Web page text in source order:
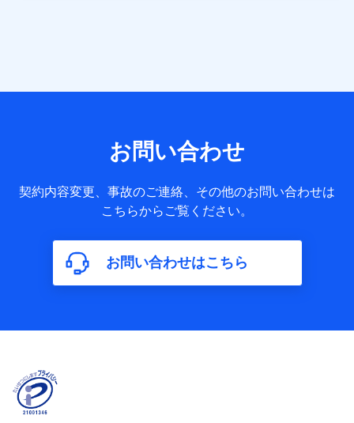
送信履歴などの情報）が含まれます。
約に関する情報。例として、保険契約者及び被保険者の氏
名、住所、生年月日、性別、保険契約者と被保険者の関係、
保険加入の目的、保険商品の内容、保険料、保険料のお支払
年数などの情報、ペットの種類や年齢などの情報などが含ま
れます。
【共同して利用する者の範囲】
株式会社NTTドコモ
当社又は株式会社NTTドコモが提供する保険関連サービスに
おけるユーザ登録受付および管理のため
当社又は株式会社NTTドコモと取引のあるもしくは委託を受
お問い合わせ
契約内容変更、事故のご連絡、その他のお問い合わせは
こちらからご覧ください。
お問い合わせはこちら